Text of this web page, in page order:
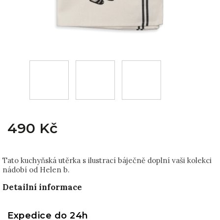
490 Kč
Tato kuchyňská utěrka s ilustrací báječně doplní vaši kolekci
nádobí od Helen b.
Detailní informace
Expedice do 24h